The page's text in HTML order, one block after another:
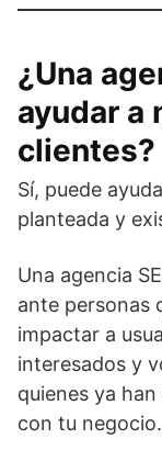
¿Una
ayudar a
clientes?
Sí, puede
planteada y
Una agencia
ante personas
impactar a
interesados y
quienes ya
con tu negocio.